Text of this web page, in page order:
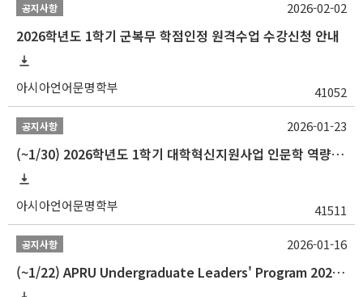
공지사항
2026학년도 1학기 군복무 학점인정 원격수업 수강신청 안내
아시아언어문명학부 41052
2026-02-02
공지사항
(~1/30) 2026학년도 1학기 대학혁신지원사업 인문학 역량강화 학업지원금 지원 선발 안내(학·석·박사)
아시아언어문명학부 41511
2026-01-23
공지사항
(~1/22) APRU Undergraduate Leaders' Program 2026 프로그램 참가자 모집
2026-01-16